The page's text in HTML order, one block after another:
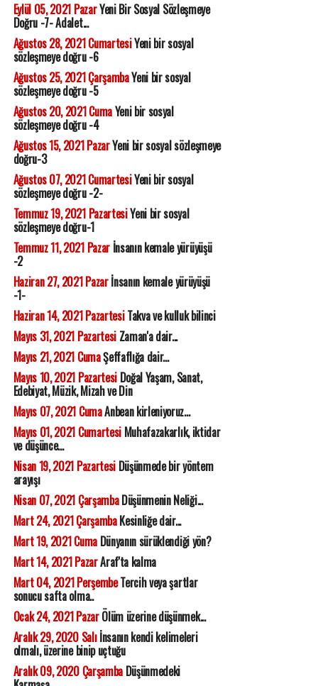
Eylül 05, 2021 PazarYeni Bir Sosyal Sözleşmeye
Doğru -7- Adalet...
Ağustos 28, 2021 CumartesiYeni bir sosyal
sözleşmeye doğru -6
Ağustos 25, 2021 ÇarşambaYeni bir sosyal
sözleşmeye doğru -5
Ağustos 20, 2021 CumaYeni bir sosyal
sözleşmeye doğru -4
Ağustos 15, 2021 PazarYeni bir sosyal sözleşmeye
doğru-3
Ağustos 07, 2021 CumartesiYeni bir sosyal
sözleşmeye doğru -2-
Temmuz 19, 2021 PazartesiYeni bir sosyal
sözleşmeye doğru-1
Temmuz 11, 2021 Pazarİnsanın kemale yürüyüşü
-2
Haziran 27, 2021 Pazarİnsanın kemale yürüyüşü
-1-
Haziran 14, 2021 PazartesiTakva ve kulluk bilinci
Mayıs 31, 2021 PazartesiZaman'a dair...
Mayıs 21, 2021 CumaŞeffaflığa dair...
Mayıs 10, 2021 PazartesiDoğal Yaşam, Sanat,
Edebiyat, Müzik, Mizah ve Din
Mayıs 07, 2021 CumaAnbean kirleniyoruz...
Mayıs 01, 2021 CumartesiMuhafazakarlık, iktidar
ve düşünce...
Nisan 19, 2021 PazartesiDüşünmede bir yöntem
arayışı
Nisan 07, 2021 ÇarşambaDüşünmenin Neliği...
Mart 24, 2021 ÇarşambaKesinliğe dair...
Mart 19, 2021 CumaDünyanın sürüklendiği yön?
Mart 14, 2021 PazarAraf'ta kalma
Mart 04, 2021 PerşembeTercih veya şartlar
sonucu safta olma..
Ocak 24, 2021 PazarÖlüm üzerine düşünmek...
Aralık 29, 2020 Salıİnsanın kendi kelimeleri
olmalı, üzerine binip uçtuğu
Aralık 09, 2020 ÇarşambaDüşünmedeki